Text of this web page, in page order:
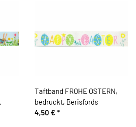
Taftband FROHE OSTERN,
bedruckt, Berisfords
4,50 € *